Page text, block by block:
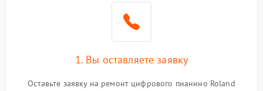
1. Вы оставляете заявку
Оставьте заявку на ремонт цифрового пианино Roland